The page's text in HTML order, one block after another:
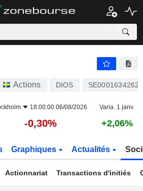
Actions DIOS SE0001634262
18:00:00 06/08/2026 Varia. 1 janv.
-0,30% +2,06%
Graphiques Actualités
Actionnariat Transactions d'initiés